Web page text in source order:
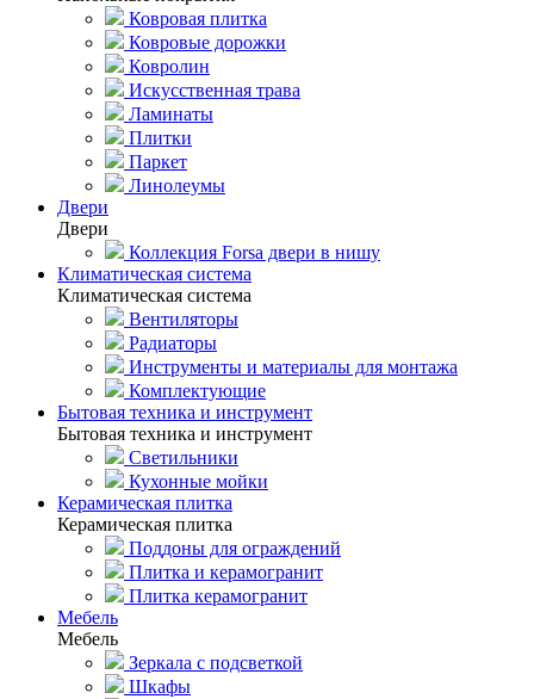
Ковровая плитка
Ковровые дорожки
Ковролин
Искусственная трава
Ламинаты
Плитки
Паркет
Линолеумы
Двери
Двери
Коллекция Forsa двери в нишу
Климатическая система
Климатическая система
Вентиляторы
Радиаторы
Инструменты и материалы для монтажа
Комплектующие
Бытовая техника и инструмент
Бытовая техника и инструмент
Светильники
Кухонные мойки
Керамическая плитка
Керамическая плитка
Поддоны для ограждений
Плитка и керамогранит
Плитка керамогранит
Мебель
Мебель
Зеркала с подсветкой
Шкафы